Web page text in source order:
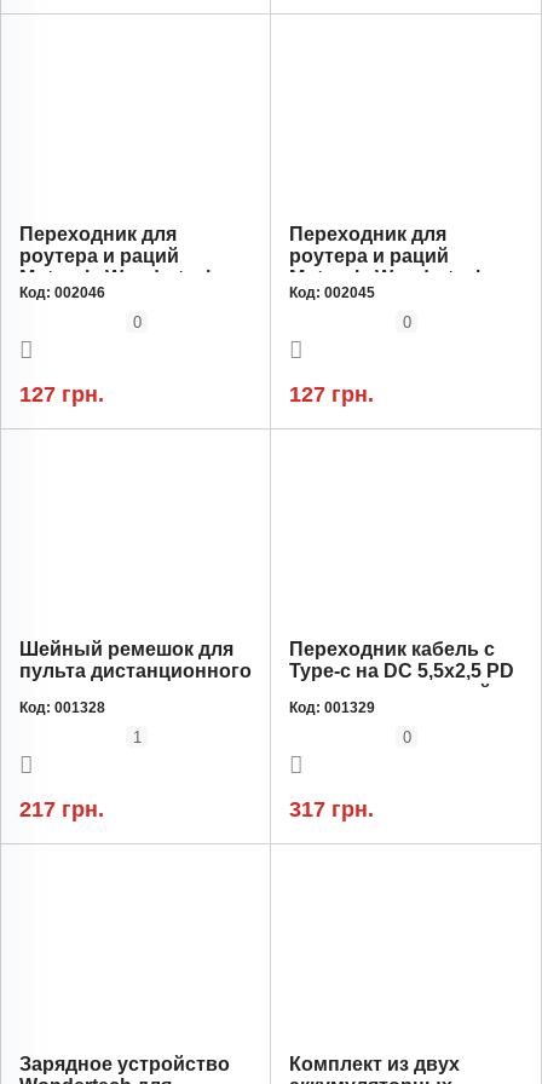
Переходник для
роутера и раций
Motorola Wondertech
WT2026 Type-C — DC
5.5x2.5 PD 65Вт 12V
Код: 002046
0
127 грн.
Переходник для
роутера и раций
Motorola Wondertech
WT2025 Type-C — DC
5.5x2.5 PD 65Вт 9V
Код: 002045
0
127 грн.
Шейный ремешок для
пульта дистанционного
Wondertech Сине-
Radiomaster TX12,
TX16S, Zorro
Код: 001328
1
217 грн.
Переходник кабель с
Type-c на DC 5,5х2,5 PD
для зарядки станций от
повербанки 15см
Код: 001329
0
317 грн.
Зарядное устройство
Комплект из двух